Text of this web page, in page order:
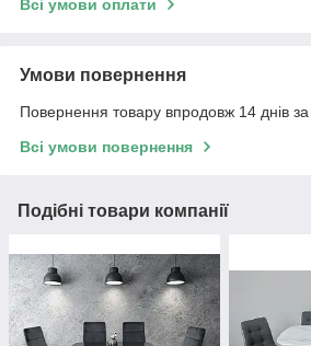
Всі умови оплати
Умови повернення
Повернення товару впродовж 14 днів
Всі умови повернення
Подібні товари компанії